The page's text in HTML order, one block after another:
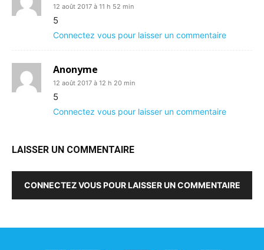
12 août 2017 à 11 h 52 min
5
Connectez vous pour laisser un commentaire
Anonyme
12 août 2017 à 12 h 20 min
5
Connectez vous pour laisser un commentaire
LAISSER UN COMMENTAIRE
CONNECTEZ VOUS POUR LAISSER UN COMMENTAIRE